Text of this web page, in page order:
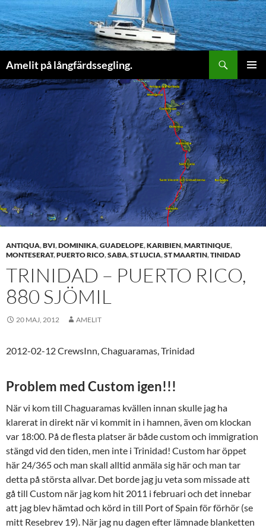
Amelit på långfärdssegling.
PRIMÄR
MENY
TILL
INNEHÅLL
ANTIQUA,BVI,DOMINIKA,GUADELOPE,KARIBIEN,MARTINIQUE,
MONTESERAT,PUERTO RICO,SABA,ST LUCIA,ST MAARTIN,TINIDAD
TRINIDAD – PUERTO RICO,
880 SJÖMIL
20 MAJ, 2012 AMELIT
2012-02-12 CrewsInn, Chaguaramas, Trinidad
Problem med Custom igen!!!
När vi kom till Chaguaramas kvällen innan skulle jag ha
klarerat in direkt när vi kommit in i hamnen, även om klockan
var 18:00. På de flesta platser är både custom och immigration
stängd vid den tiden, men inte i Trinidad! Custom har öppet
här 24/365 och man skall alltid anmäla sig här och man tar
detta på största allvar. Det borde jag ju veta som missade att
gå till Custom när jag kom hit 2011 i februari och det innebar
att jag blev hämtad och körd in till Port of Spain för förhör (se
mitt Resebrev 19). När jag nu dagen efter lämnade blanketten